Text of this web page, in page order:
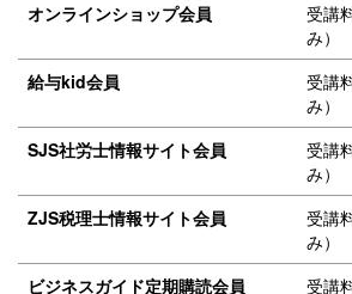
オンラインショップ会員
受講
み）
給与kid会員
受講
み）
SJS社労士情報サイト会員
受講
み）
ZJS税理士情報サイト会員
受講
み）
ビジネスガイド定期購読会員
受講